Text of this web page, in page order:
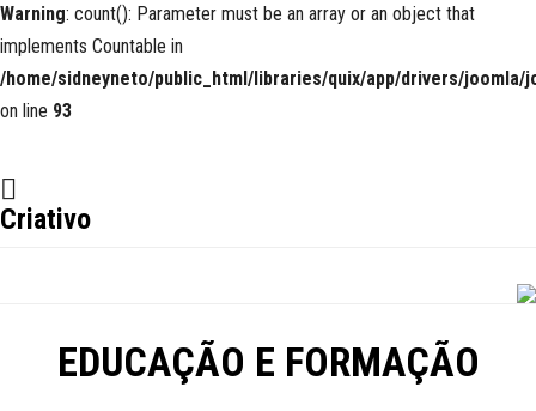
Warning: count(): Parameter must be an array or an object that
implements Countable in
/home/sidneyneto/public_html/libraries/quix/app/drivers/joomla/
on line 93
Criativo
EDUCAÇÃO E FORMAÇÃO